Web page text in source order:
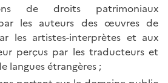
de droits patrimoniaux
les auteurs des œuvres de
les artistes-interprètes et aux
perçus par les traducteurs et
langues étrangères ;